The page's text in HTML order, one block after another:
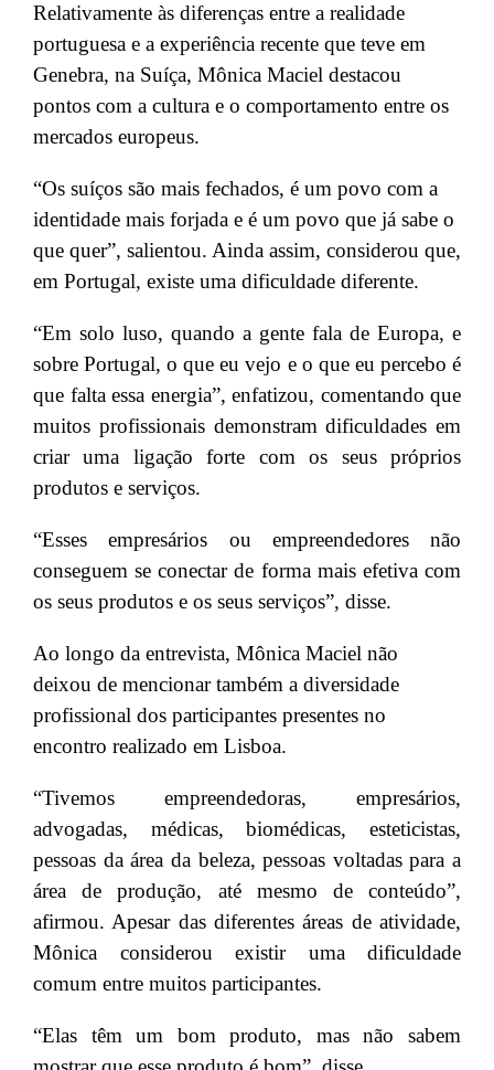
Relativamente às diferenças entre a realidade
portuguesa e a experiência recente que teve em
Genebra, na Suíça, Mônica Maciel destacou
pontos com a cultura e o comportamento entre os
mercados europeus.
“Os suíços são mais fechados, é um povo com a
identidade mais forjada e é um povo que já sabe o
que quer”, salientou. Ainda assim, considerou que,
em Portugal, existe uma dificuldade diferente.
“Em solo luso, quando a gente fala de Europa, e
sobre Portugal, o que eu vejo e o que eu percebo é
que falta essa energia”, enfatizou, comentando que
muitos profissionais demonstram dificuldades em
criar uma ligação forte com os seus próprios
produtos e serviços.
“Esses empresários ou empreendedores não
conseguem se conectar de forma mais efetiva com
os seus produtos e os seus serviços”, disse.
Ao longo da entrevista, Mônica Maciel não
deixou de mencionar também a diversidade
profissional dos participantes presentes no
encontro realizado em Lisboa.
“Tivemos empreendedoras, empresários,
advogadas, médicas, biomédicas, esteticistas,
pessoas da área da beleza, pessoas voltadas para a
área de produção, até mesmo de conteúdo”,
afirmou. Apesar das diferentes áreas de atividade,
Mônica considerou existir uma dificuldade
comum entre muitos participantes.
“Elas têm um bom produto, mas não sabem